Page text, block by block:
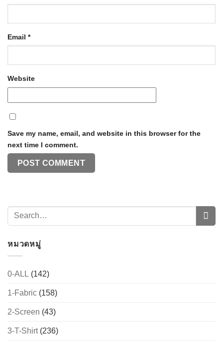
Email *
Website
Save my name, email, and website in this browser for the
next time I comment.
หมวดหมู่
0-ALL (142)
1-Fabric (158)
2-Screen (43)
3-T-Shirt(236)